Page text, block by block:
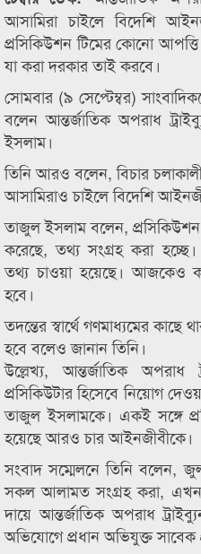
আসামিরা চাইলে বিদেশি
প্রসিকিউশন টিমের কোনো আপত্তি
যা করা দরকার তাই করবে।
সোমবার (৯ সেপ্টেম্বর)
বলেন আন্তর্জাতিক অপরাধ
ইসলাম।
তিনি আরও বলেন, বিচার
আসামিরাও চাইলে বিদেশি
তাজুল ইসলাম বলেন,
করেছে, তথ্য সংগ্রহ করা
তথ্য চাওয়া হয়েছে। আজকেও
হবে।
তদন্তের স্বার্থে গণমাধ্যমের কাছে
হবে বলেও জানান তিনি।
উল্লেখ্য, আন্তর্জাতিক অপরাধ
প্রসিকিউটার হিসেবে নিয়োগ
তাজুল ইসলামকে। একই সঙ্গে
হয়েছে আরও চার আইনজীবীকে।
সংবাদ সম্মেলনে তিনি বলেন,
সকল আলামত সংগ্রহ করা, এখন
দায়ে আন্তর্জাতিক অপরাধ
অভিযোগে প্রধান অভিযুক্ত সাবেক